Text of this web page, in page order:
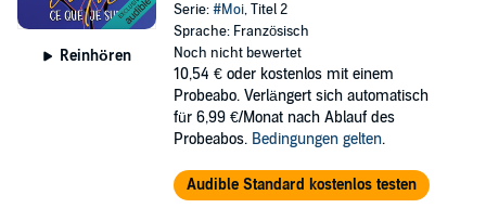
Reinhören
Serie:#Moi, Titel 2
Sprache: Französisch
Noch nicht bewertet
10,54 € oder kostenlos mit einem
Probeabo. Verlängert sich automatisch
für 6,99 €/Monat nach Ablauf des
Probeabos. Bedingungen gelten.
Audible Standard kostenlos testen